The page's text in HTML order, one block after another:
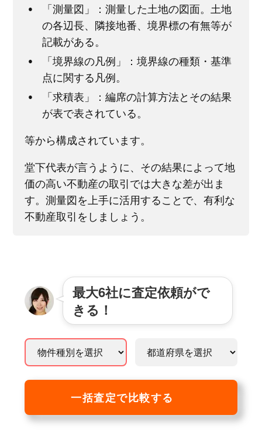
「測量図」：測量した土地の図面。土地
の各辺長、隣接地番、境界標の有無等が
記載がある。
「境界線の凡例」：境界線の種類・基準
点に関する凡例。
「求積表」：編席の計算方法とその結果
が表で表されている。
等から構成されています。
堂下代表が言うように、その結果によって地
価の高い不動産の取引では大きな差が出ま
す。測量図を上手に活用することで、有利な
不動産取引をしましょう。
最大6社に査定依頼がで
きる！
一括査定で比較する